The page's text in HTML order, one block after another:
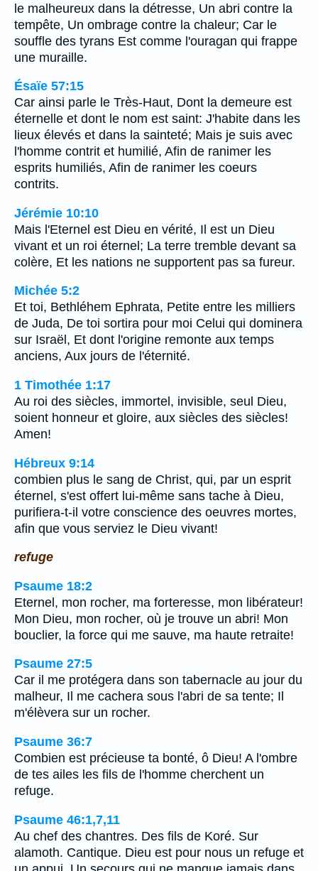
le malheureux dans la détresse, Un abri contre la
tempête, Un ombrage contre la chaleur; Car le
souffle des tyrans Est comme l'ouragan qui frappe
une muraille.
Ésaïe 57:15
Car ainsi parle le Très-Haut, Dont la demeure est
éternelle et dont le nom est saint: J'habite dans les
lieux élevés et dans la sainteté; Mais je suis avec
l'homme contrit et humilié, Afin de ranimer les
esprits humiliés, Afin de ranimer les coeurs
contrits.
Jérémie 10:10
Mais l'Eternel est Dieu en vérité, Il est un Dieu
vivant et un roi éternel; La terre tremble devant sa
colère, Et les nations ne supportent pas sa fureur.
Michée 5:2
Et toi, Bethléhem Ephrata, Petite entre les milliers
de Juda, De toi sortira pour moi Celui qui dominera
sur Israël, Et dont l'origine remonte aux temps
anciens, Aux jours de l'éternité.
1 Timothée 1:17
Au roi des siècles, immortel, invisible, seul Dieu,
soient honneur et gloire, aux siècles des siècles!
Amen!
Hébreux 9:14
combien plus le sang de Christ, qui, par un esprit
éternel, s'est offert lui-même sans tache à Dieu,
purifiera-t-il votre conscience des oeuvres mortes,
afin que vous serviez le Dieu vivant!
refuge
Psaume 18:2
Eternel, mon rocher, ma forteresse, mon libérateur!
Mon Dieu, mon rocher, où je trouve un abri! Mon
bouclier, la force qui me sauve, ma haute retraite!
Psaume 27:5
Car il me protégera dans son tabernacle au jour du
malheur, Il me cachera sous l'abri de sa tente; Il
m'élèvera sur un rocher.
Psaume 36:7
Combien est précieuse ta bonté, ô Dieu! A l'ombre
de tes ailes les fils de l'homme cherchent un
refuge.
Psaume 46:1,7,11
Au chef des chantres. Des fils de Koré. Sur
alamoth. Cantique. Dieu est pour nous un refuge et